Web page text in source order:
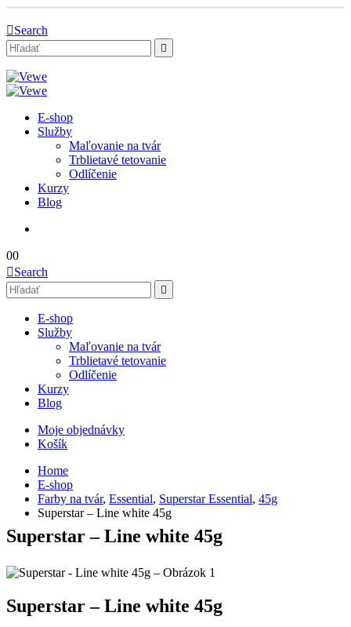
Search
E-shop
Služby
Maľovanie na tvár
Trblietavé tetovanie
Odlíčenie
Kurzy
Blog
00
Search
E-shop
Služby
Maľovanie na tvár
Trblietavé tetovanie
Odlíčenie
Kurzy
Blog
Moje objednávky
Košík
Home
E-shop
Farby na tvár, Essential, Superstar Essential, 45g
Superstar – Line white 45g
Superstar – Line white 45g
Superstar – Line white 45g